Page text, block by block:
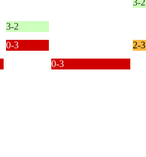
3-2
0-3
2-3
0-3